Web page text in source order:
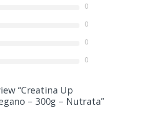
0
0
0
0
“Creatina Up
– 300g – Nutrata”